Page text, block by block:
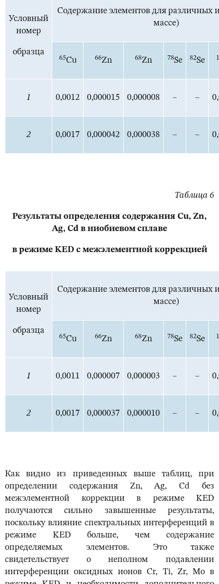
Условный
номер
образца
Содержание элементов для различных
массе)
65Cu 66Zn 68Zn 78Se 82Se
1 0,0012 0,000015 0,000008 – –
2 0,0017 0,000042 0,000038 – –
Таблица 6
Результаты определения содержания Cu, Zn,
Ag, Cd в ниобиевом сплаве
в режиме KED с межэлементной коррекцией
Условный
номер
образца
Содержание элементов для различных
массе)
65Cu 66Zn 68Zn 78Se 82Se
1 0,0011 0,000007 0,000003 – –
2 0,0017 0,000037 0,000010 – –
Как видно из приведенных выше таблиц, при
определении содержания Zn, Ag, Cd без
межэлементной коррекции в режиме KED
получаются сильно завышенные результаты,
поскольку влияние спектральных интерференций в
режиме KED больше, чем содержание
определяемых элементов. Это также
свидетельствует о неполном подавлении
интерференции оксидных ионов Cr, Ti, Zr, Mo в